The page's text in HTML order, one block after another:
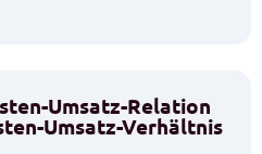
Umsatz-Relation
Umsatz-Verhältnis